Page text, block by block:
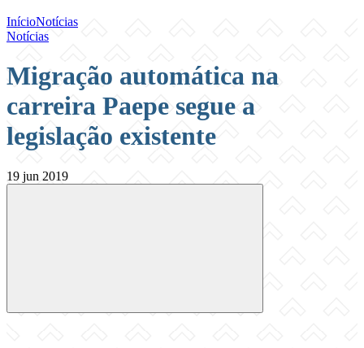
InícioNotícias
Notícias
Migração automática na
carreira Paepe segue a
legislação existente
19 jun 2019
Compartilhar